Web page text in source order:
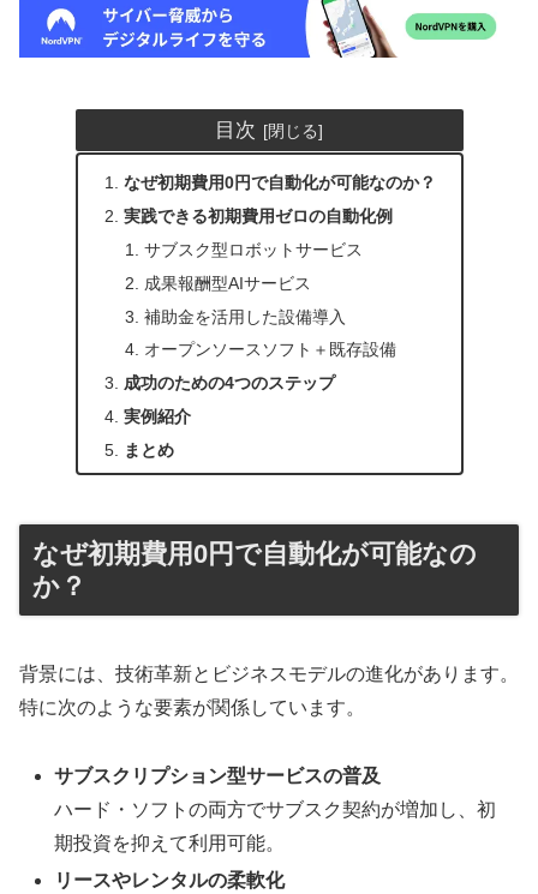
目次
なぜ初期費用0円で自動化が可能なのか？
実践できる初期費用ゼロの自動化例
サブスク型ロボットサービス
成果報酬型AIサービス
補助金を活用した設備導入
オープンソースソフト＋既存設備
成功のための4つのステップ
実例紹介
まとめ
なぜ初期費用0円で自動化が可能なの
か？
背景には、技術革新とビジネスモデルの進化があります。
特に次のような要素が関係しています。
サブスクリプション型サービスの普及
ハード・ソフトの両方でサブスク契約が増加し、初
期投資を抑えて利用可能。
リースやレンタルの柔軟化